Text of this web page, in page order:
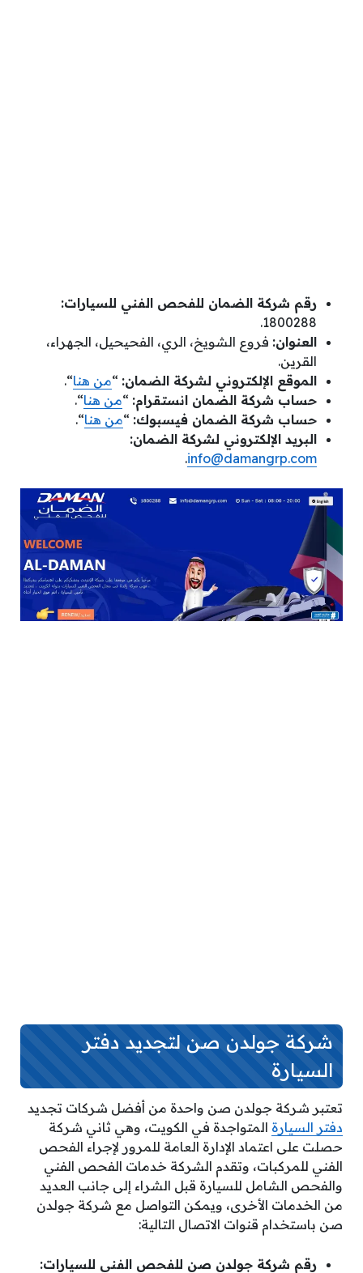
رقم شركة الضمان للفحص الفني للسيارات:
1800288.
العنوان: فروع الشويخ، الري، الفحيحيل، الجهراء،
القرين.
الموقع الإلكتروني لشركة الضمان: “من هنا“.
حساب شركة الضمان انستقرام: “من هنا“.
حساب شركة الضمان فيسبوك: “من هنا“.
البريد الإلكتروني لشركة الضمان:
info@damangrp.com
.
شركة جولدن صن لتجديد دفتر
السيارة
تعتبر شركة جولدن صن واحدة من أفضل شركات تجديد
دفتر السيارة المتواجدة في الكويت، وهي ثاني شركة
حصلت على اعتماد الإدارة العامة للمرور لإجراء الفحص
الفني للمركبات، وتقدم الشركة خدمات الفحص الفني
والفحص الشامل للسيارة قبل الشراء إلى جانب العديد
من الخدمات الأخرى، ويمكن التواصل مع شركة جولدن
صن باستخدام قنوات الاتصال التالية:
رقم شركة جولدن صن للفحص الفني للسيارات: